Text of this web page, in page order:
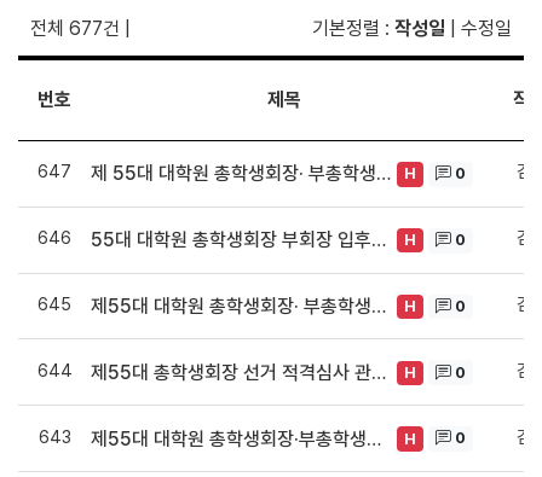
전체 677건 기본정렬 : 작성일 수정일
번호 제목 작
647 제 55대 대학원 총학생회장· 부총학생회장 당선 공고 H 0 김
646 55대 대학원 총학생회장 부회장 입후보 등록마감 결과 및 적격심사 결과 안내 H 0 김
645 제55대 대학원 총학생회장· 부총학생회장 재선거 공고 H 0 김
644 제55대 총학생회장 선거 적격심사 관련 진상규명 및 향후 계획 발표 H 0 김
643 제55대 대학원 총학생회장·부총학생회장 입후보 적격심사 결과 안내 H 0 김